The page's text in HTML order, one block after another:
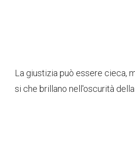
La giustizia può essere cieca,
si che brillano nell'oscurità